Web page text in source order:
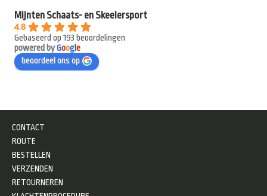
Mijnten Schaats- en Skeelersport
4.8
Gebaseerd op 193 beoordelingen
powered byGooge
beoordeel ons op
CONTACT
ROUTE
BESTELLEN
VERZENDEN
RETOURNEREN